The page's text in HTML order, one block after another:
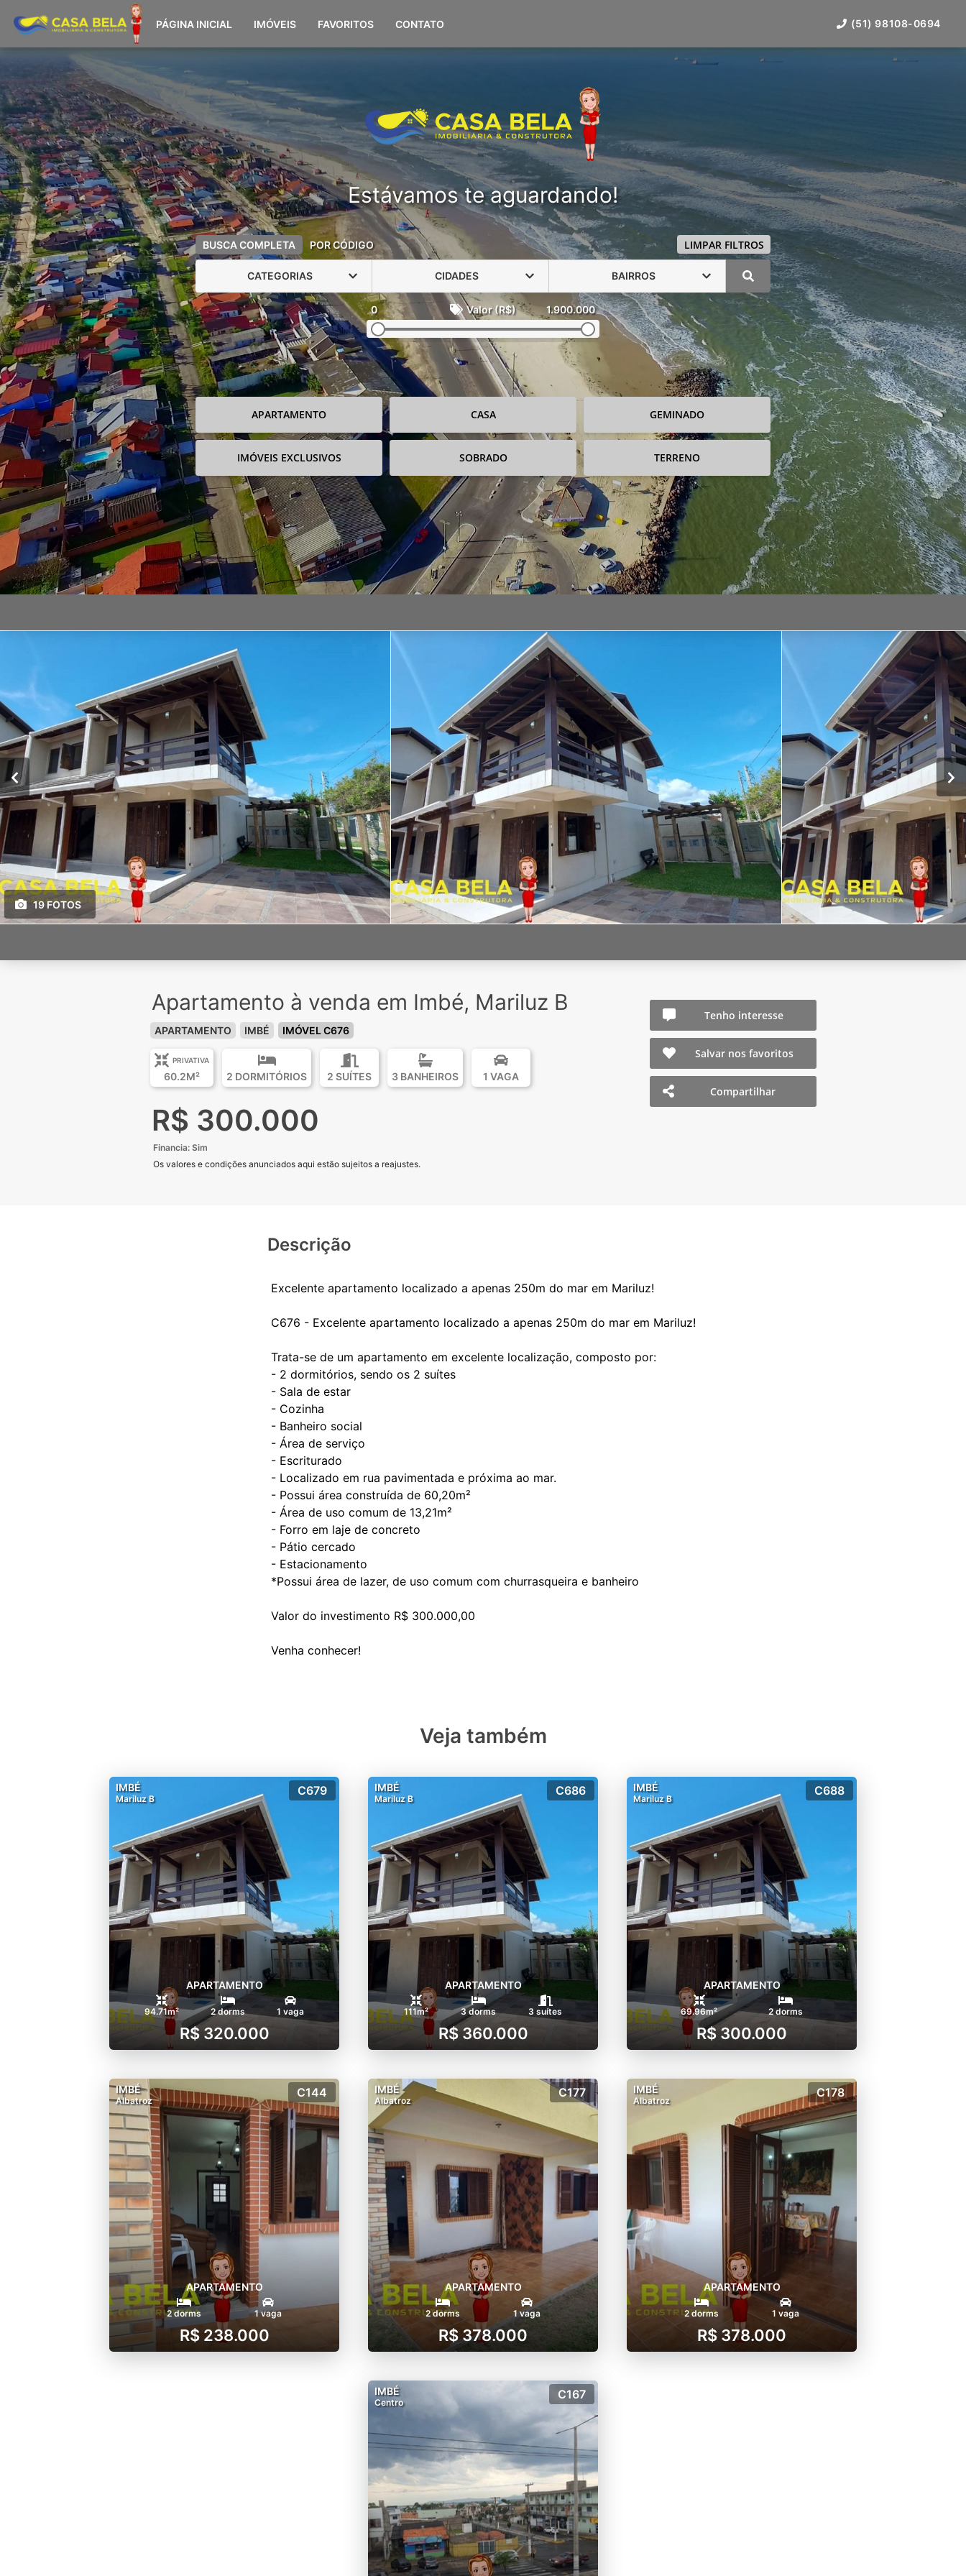
PÁGINA INICIAL IMÓVEIS FAVORITOS CONTATO (51) 98108-0694
Estávamos te aguardando!
BUSCA COMPLETA POR CÓDIGO LIMPAR FILTROS
CATEGORIAS CIDADES BAIRROS
0 Valor (R$) 1.900.000
APARTAMENTO CASA GEMINADO
IMÓVEIS EXCLUSIVOS SOBRADO TERRENO
19 FOTOS
Apartamento à venda em Imbé, Mariluz B
APARTAMENTO IMBÉ IMÓVEL C676
PRIVATIVA
60.2M² 2 DORMITÓRIOS 2 SUÍTES 3 BANHEIROS 1 VAGA
R$ 300.000
Financia: Sim
Os valores e condições anunciados aqui estão sujeitos a reajustes.
Tenho interesse
Salvar nos favoritos
Compartilhar
Descrição
Excelente apartamento localizado a apenas 250m do mar em Mariluz!
C676 - Excelente apartamento localizado a apenas 250m do mar em Mariluz!
Trata-se de um apartamento em excelente localização, composto por:
- 2 dormitórios, sendo os 2 suítes
- Sala de estar
- Cozinha
- Banheiro social
- Área de serviço
- Escriturado
- Localizado em rua pavimentada e próxima ao mar.
- Possui área construída de 60,20m²
- Área de uso comum de 13,21m²
- Forro em laje de concreto
- Pátio cercado
- Estacionamento
*Possui área de lazer, de uso comum com churrasqueira e banheiro
Valor do investimento R$ 300.000,00
Veja também
IMBÉ
Mariluz B
C679
APARTAMENTO
94.71m² 2 dorms 1 vaga
R$ 320.000
IMBÉ
Mariluz B
C686
APARTAMENTO
111m² 3 dorms 3 suítes
R$ 360.000
IMBÉ
Mariluz B
C688
APARTAMENTO
69.96m² 2 dorms
R$ 300.000
IMBÉ
Albatroz
C144
APARTAMENTO
2 dorms 1 vaga
R$ 238.000
IMBÉ
Albatroz
C177
APARTAMENTO
2 dorms 1 vaga
R$ 378.000
IMBÉ
Albatroz
C178
APARTAMENTO
2 dorms 1 vaga
R$ 378.000
IMBÉ
Centro
C167